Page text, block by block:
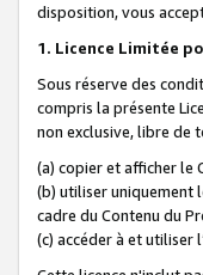
disposition, vous
1. Licence Limitée
Sous réserve des
compris la présente
non exclusive, libre de
(a) copier et afficher le
(b) utiliser uniquement
cadre du Contenu du
(c) accéder à et utiliser